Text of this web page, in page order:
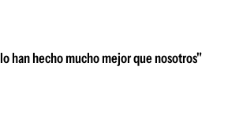
han hecho mucho mejor que nosotros"